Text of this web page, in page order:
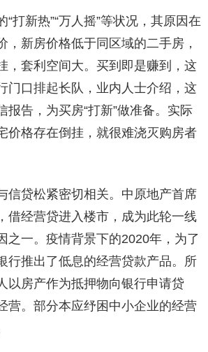
“打新热”“万人摇”等状况，其原因在
，新房价格低于同区域的二手房，
，套利空间大。买到即是赚到，这
门口排起长队，业内人士介绍，这
报告，为买房“打新”做准备。实际
价格存在倒挂，就很难浇灭购房者
信贷松紧密切相关。中原地产首席
借经营贷进入楼市，成为此轮一线
之一。疫情背景下的2020年，为了
行推出了低息的经营贷款产品。所
以房产作为抵押物向银行申请贷
营。部分本应纾困中小企业的经营